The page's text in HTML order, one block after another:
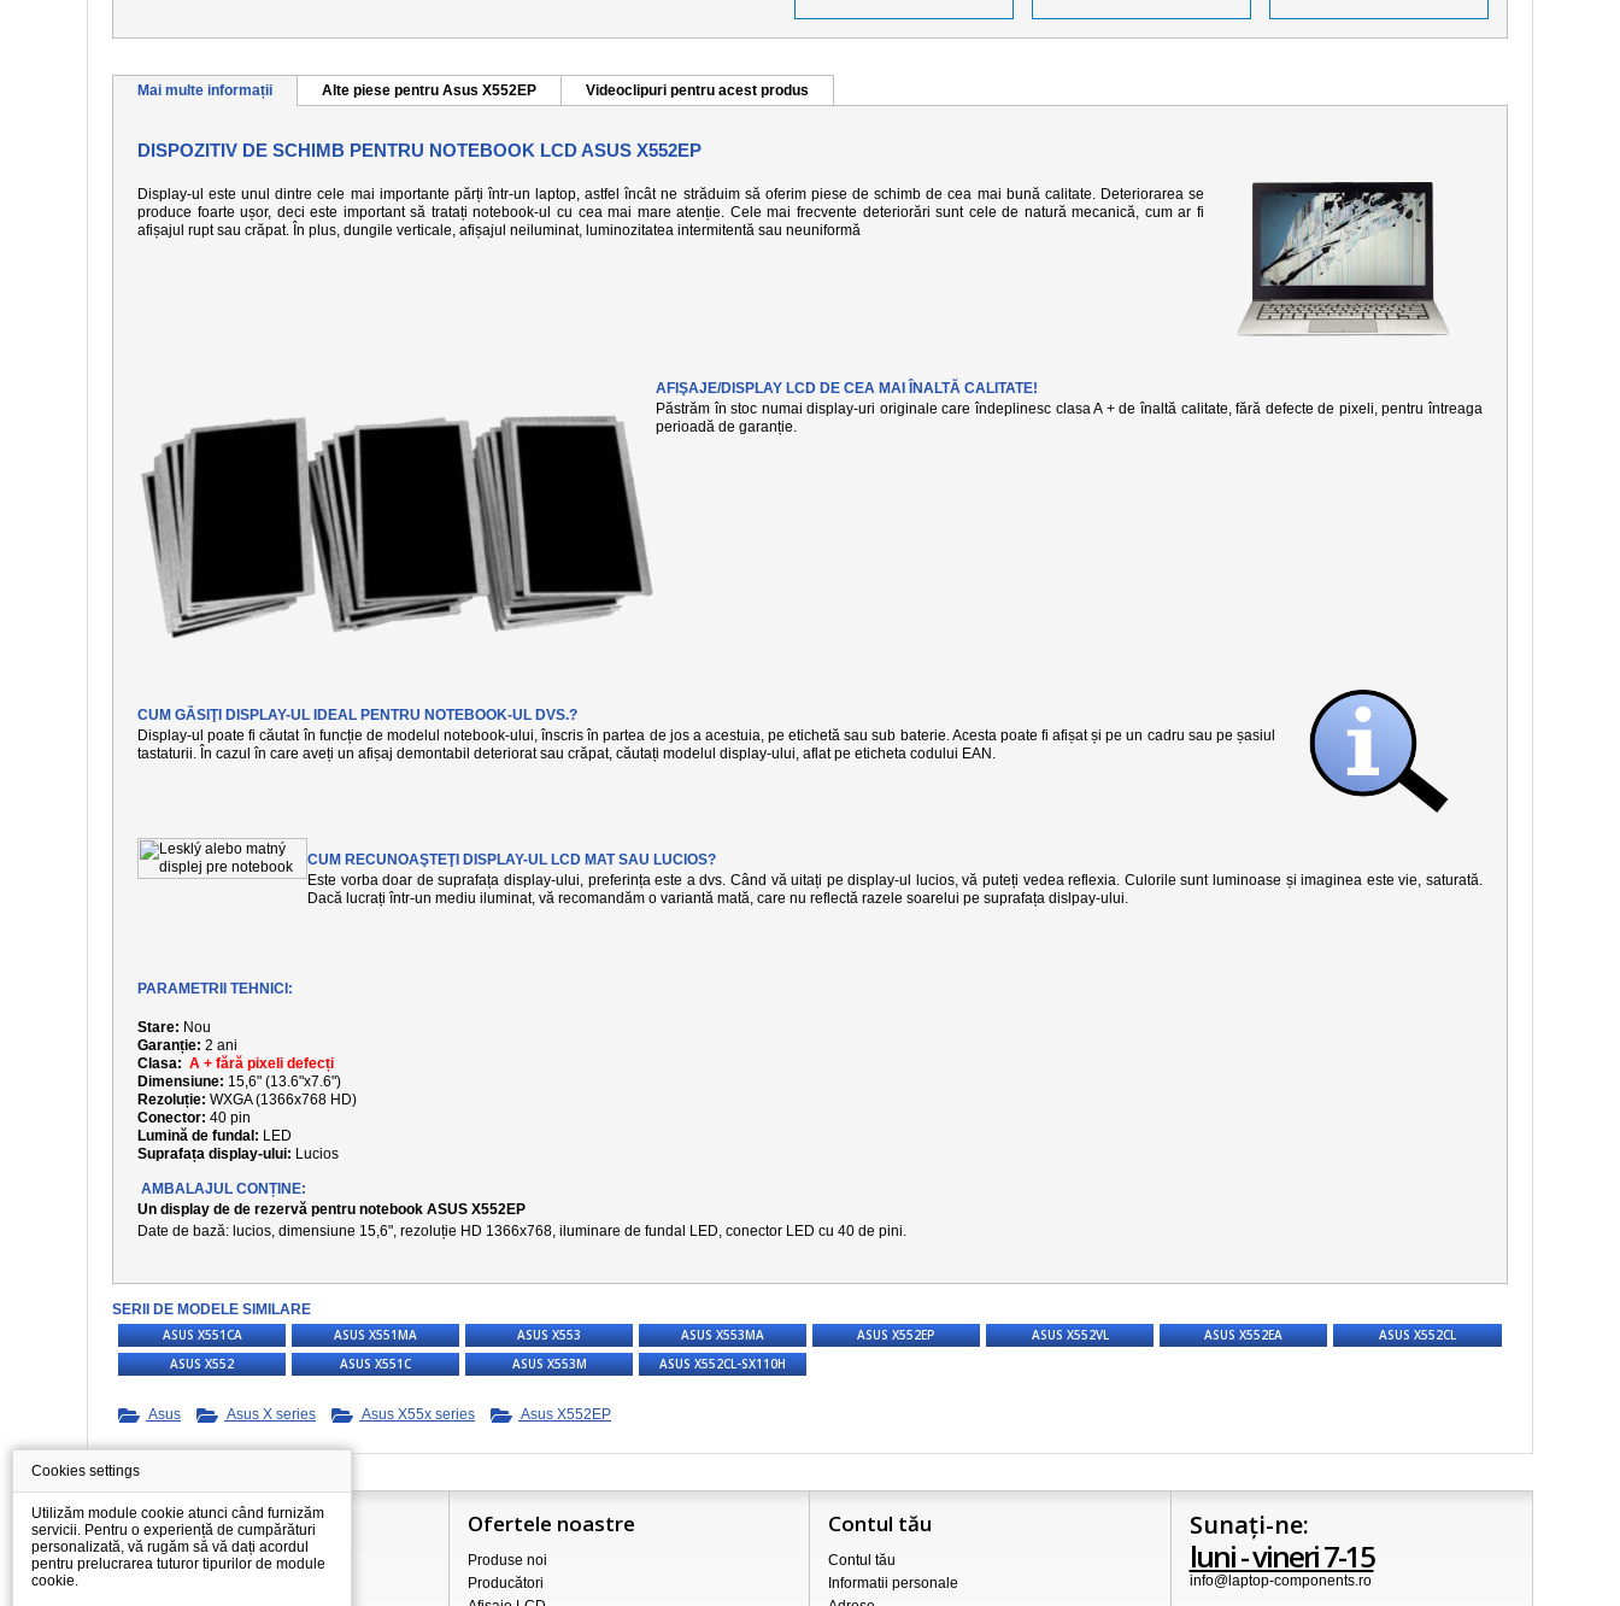
Mai multe informații Alte piese pentru Asus X552EP Videoclipuri pentru acest produs
DISPOZITIV DE SCHIMB PENTRU NOTEBOOK LCD ASUS X552EP
Display-ul este unul dintre cele mai importante părți într-un laptop, astfel încât ne străduim să oferim piese de schimb de cea mai bună calitate. Deteriorarea se
produce foarte ușor, deci este important să tratați notebook-ul cu cea mai mare atenție. Cele mai frecvente deteriorări sunt cele de natură mecanică, cum ar fi
afișajul rupt sau crăpat. În plus, dungile verticale, afișajul neiluminat, luminozitatea intermitentă sau neuniformă
AFIŞAJE/DISPLAY LCD DE CEA MAI ÎNALTĂ CALITATE!
Păstrăm în stoc numai display-uri originale care îndeplinesc clasa A + de înaltă calitate, fără defecte de pixeli, pentru întreaga
perioadă de garanție.
CUM GĂSIŢI DISPLAY-UL IDEAL PENTRU NOTEBOOK-UL DVS.?
Display-ul poate fi căutat în funcție de modelul notebook-ului, înscris în partea de jos a acestuia, pe etichetă sau sub baterie. Acesta poate fi afișat și pe un cadru sau pe șasiul
tastaturii. În cazul în care aveți un afișaj demontabil deteriorat sau crăpat, căutați modelul display-ului, aflat pe eticheta codului EAN.
CUM RECUNOAŞTEŢI DISPLAY-UL LCD MAT SAU LUCIOS?
Este vorba doar de suprafața display-ului, preferința este a dvs. Când vă uitați pe display-ul lucios, vă puteți vedea reflexia. Culorile sunt luminoase și imaginea este vie, saturată.
Dacă lucrați într-un mediu iluminat, vă recomandăm o variantă mată, care nu reflectă razele soarelui pe suprafața dislpay-ului.
PARAMETRII TEHNICI:
Stare: Nou
Garanție: 2 ani
Clasa: A + fără pixeli defecți
Dimensiune: 15,6" (13.6"x7.6")
Rezoluție: WXGA (1366x768 HD)
Conector: 40 pin
Lumină de fundal: LED
Suprafața display-ului: Lucios
AMBALAJUL CONȚINE:
Un display de de rezervă pentru notebook ASUS X552EP
Date de bază: lucios, dimensiune 15,6", rezoluție HD 1366x768, iluminare de fundal LED, conector LED cu 40 de pini.
SERII DE MODELE SIMILARE
ASUS X551CA
ASUS X551MA ASUS X553 ASUS X553MA ASUS X552EP ASUS X552VL ASUS X552EA
ASUS X552CL
ASUS X552
ASUS X551C ASUS X553M ASUS X552CL-SX110H
Asus Asus X series Asus X55x series Asus X552EP
Informaţii
Totul despre cumpărături
Ofertele noastre
Produse noi
Producători
Contul tău
Contul tău
Informatii personale
Sunați-ne:
luni - vineri 7-15
info@laptop-components.ro
Cookies settings
Utilizăm module cookie atunci când furnizăm
servicii. Pentru o experiență de cumpărături
personalizată, vă rugăm să vă dați acordul
pentru prelucrarea tuturor tipurilor de module
cookie.